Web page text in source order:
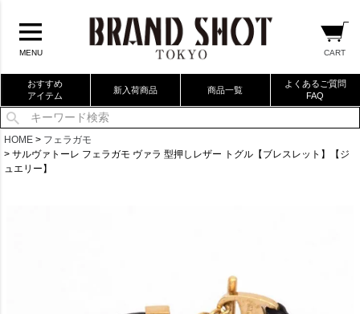
MENU CART
おすすめ
アイテム
新入荷商品 商品一覧
よくあるご質問
FAQ
当店厳選ブランドバック
当店厳選ブランドジュエリー
HOME
フェラガモ
サルヴァトーレ フェラガモ ヴァラ 型押しレザー トグル【ブレスレット】【ジ
ュエリー】